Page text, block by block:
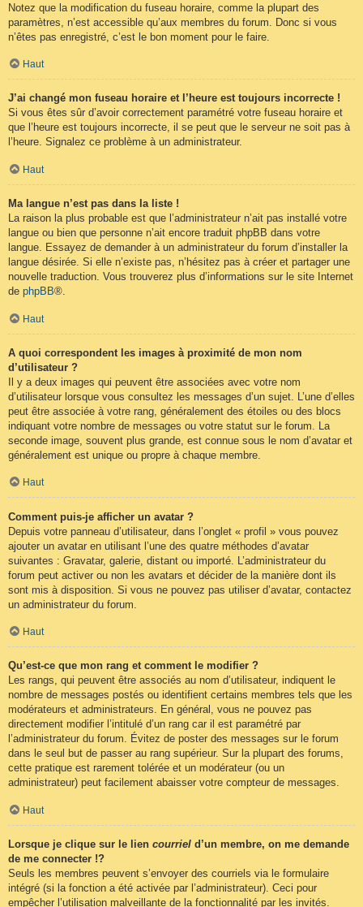
Notez que la modification du fuseau horaire, comme la plupart des
paramètres, n’est accessible qu’aux membres du forum. Donc si vous
n’êtes pas enregistré, c’est le bon moment pour le faire.
Haut
J’ai changé mon fuseau horaire et l’heure est toujours incorrecte !
Si vous êtes sûr d’avoir correctement paramétré votre fuseau horaire et
que l’heure est toujours incorrecte, il se peut que le serveur ne soit pas à
l’heure. Signalez ce problème à un administrateur.
Haut
Ma langue n’est pas dans la liste !
La raison la plus probable est que l’administrateur n’ait pas installé votre
langue ou bien que personne n’ait encore traduit phpBB dans votre
langue. Essayez de demander à un administrateur du forum d’installer la
langue désirée. Si elle n’existe pas, n’hésitez pas à créer et partager une
nouvelle traduction. Vous trouverez plus d’informations sur le site Internet
de phpBB®.
Haut
A quoi correspondent les images à proximité de mon nom
d’utilisateur ?
Il y a deux images qui peuvent être associées avec votre nom
d’utilisateur lorsque vous consultez les messages d’un sujet. L’une d’elles
peut être associée à votre rang, généralement des étoiles ou des blocs
indiquant votre nombre de messages ou votre statut sur le forum. La
seconde image, souvent plus grande, est connue sous le nom d’avatar et
généralement est unique ou propre à chaque membre.
Haut
Comment puis-je afficher un avatar ?
Depuis votre panneau d’utilisateur, dans l’onglet « profil » vous pouvez
ajouter un avatar en utilisant l’une des quatre méthodes d’avatar
suivantes : Gravatar, galerie, distant ou importé. L’administrateur du
forum peut activer ou non les avatars et décider de la manière dont ils
sont mis à disposition. Si vous ne pouvez pas utiliser d’avatar, contactez
un administrateur du forum.
Haut
Qu’est-ce que mon rang et comment le modifier ?
Les rangs, qui peuvent être associés au nom d’utilisateur, indiquent le
nombre de messages postés ou identifient certains membres tels que les
modérateurs et administrateurs. En général, vous ne pouvez pas
directement modifier l’intitulé d’un rang car il est paramétré par
l’administrateur du forum. Évitez de poster des messages sur le forum
dans le seul but de passer au rang supérieur. Sur la plupart des forums,
cette pratique est rarement tolérée et un modérateur (ou un
administrateur) peut facilement abaisser votre compteur de messages.
Haut
Lorsque je clique sur le lien courriel d’un membre, on me demande
de me connecter !?
Seuls les membres peuvent s’envoyer des courriels via le formulaire
intégré (si la fonction a été activée par l’administrateur). Ceci pour
empêcher l’utilisation malveillante de la fonctionnalité par les invités.